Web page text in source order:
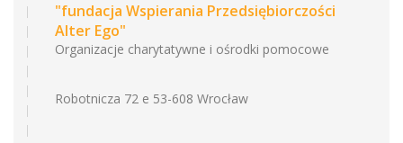
"fundacja Wspierania Przedsiębiorczości
Alter Ego"
Organizacje charytatywne i ośrodki pomocowe
Robotnicza 72 e 53-608 Wrocław